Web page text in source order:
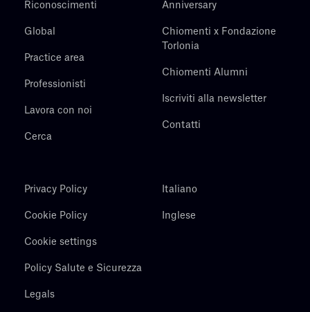
Riconoscimenti
Global
Practice area
Professionisti
Lavora con noi
Cerca
Anniversary
Chiomenti x Fondazione
Torlonia
Chiomenti Alumni
Iscriviti alla newsletter
Contatti
Privacy Policy
Cookie Policy
Cookie settings
Policy Salute e Sicurezza
Legals
Italiano
Inglese